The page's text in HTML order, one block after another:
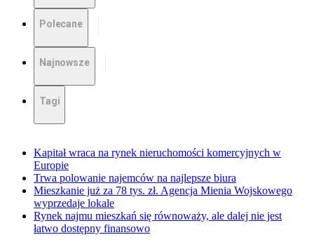
Polecane
Najnowsze
Tagi
Kapitał wraca na rynek nieruchomości komercyjnych w
Europie
Trwa polowanie najemców na najlepsze biura
Mieszkanie już za 78 tys. zł. Agencja Mienia Wojskowego
wyprzedaje lokale
Rynek najmu mieszkań się równoważy, ale dalej nie jest
łatwo dostępny finansowo